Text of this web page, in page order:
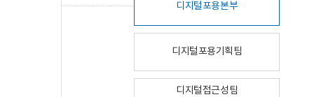
디지털포용본부
디지털포용기획팀
디지털접근성팀